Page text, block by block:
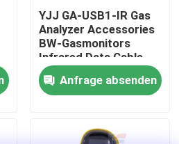
YJJ GA-USB1-IR Gas
Analyzer Accessories
BW-Gasmonitors
Infrared Data Cable
Anfrage absenden